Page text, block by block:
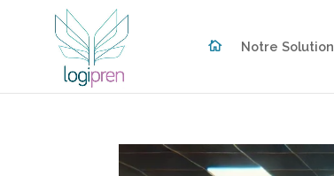
 Notre Solution